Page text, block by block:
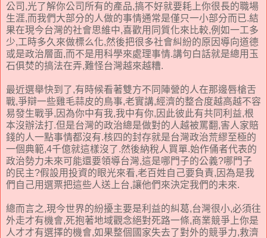
公司,光了解你公司所有的產品,搞不好就要耗上你很長的職場
生涯,而我們大部分的人做的事情通常是僅只一小部分而已.結
果在現今台灣的社會思維中,喜歡用同質化來比較,例如一工多
少,工時多久來做標么化,然後把很多社會糾紛的原因導向道德
或是政治層面,而不是用科學來處理事情.講句白話就是總用玉
石俱焚的搞法在弄,難怪台灣越來越糟.
最近選舉快到了,有時候看著雙方不同陣營的人在那邊唇槍舌
戰,爭辯一些雞毛蒜皮的鳥事,老實講,經濟的整合度越高越不容
易發生戰爭,因為你中有我,我中有你,因此彼此有共同利益,根
本沒辦法打.但是台灣的政治總是做對的人越被罵翻,害人家賠
錢的人一點事情都沒有.核四的封存就是台灣政治荒繆至極的
一個典範,4千億就這樣沒了.然後納稅人買單.始作俑者代表的
政治勢力未來可能還要領導台灣,這是哪門子的公義?哪門子
的民主?假設用投資的眼光來看,老百姓自己要負責,因為是我
們自己用選票把這些人送上台,讓他們來決定我們的未來.
總而言之,現今世界的紛擾主要是利益的糾葛,台灣很小,必須往
外走才有機會,死抱著地域觀念絕對死路一條,商業競爭上你是
人才才有選擇的機會,如果整個國家失去了對外的競爭力,救濟